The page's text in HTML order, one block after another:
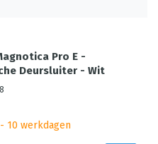
Pro E -
Deursluiter - Wit
10 werkdagen